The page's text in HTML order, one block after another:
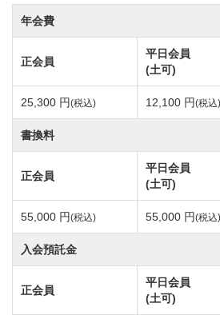
定後】12,100円（税込）
年会費を下記のとおり改定します
①実施…令和9年度分(令和9年1月
②年会費(会計年度：1月～12月)
【改定前】 【改
正 会 員 25,300円(税込) →
平日会員 12,100円(税込) →
しています。
※令和9年1月1日より会則も上記
年会費
正会員
平日会員
(土可)
25,300 円(税込) 12,100 円(税込)
書換料
正会員
平日会員
(土可)
55,000 円(税込) 55,000 円(税込)
入会預託金
正会員
平日会員
(土可)